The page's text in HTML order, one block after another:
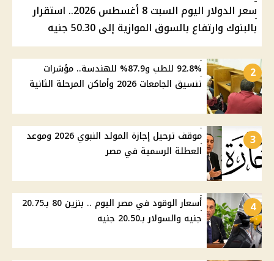
سعر الدولار اليوم السبت 8 أغسطس 2026.. استقرار
بالبنوك وارتفاع بالسوق الموازية إلى 50.30 جنيه
2
92.8% للطب و87.9% للهندسة.. مؤشرات
تنسيق الجامعات 2026 وأماكن المرحلة الثانية
3
موقف ترحيل إجازة المولد النبوي 2026 وموعد
العطلة الرسمية في مصر
4
أسعار الوقود في مصر اليوم .. بنزين 80 بـ20.75
جنيه والسولار بـ20.50 جنيه